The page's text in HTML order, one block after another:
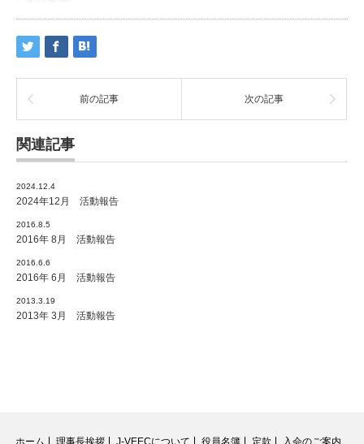
前の記事 次の記事
関連記事
2024.12.4
2024年12月 活動報告
2016.8.5
2016年 8月 活動報告
2016.6.6
2016年 6月 活動報告
2013.3.19
2013年 3月 活動報告
ホーム 理事長挨拶 J-VEECについて 役員名簿 定款 入会のご案内